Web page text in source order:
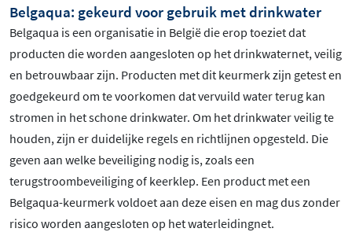
Belgaqua: gekeurd voor gebruik met drinkwater
Belgaqua is een organisatie in België die erop toeziet dat
producten die worden aangesloten op het drinkwaternet, veilig
en betrouwbaar zijn. Producten met dit keurmerk zijn getest en
goedgekeurd om te voorkomen dat vervuild water terug kan
stromen in het schone drinkwater. Om het drinkwater veilig te
houden, zijn er duidelijke regels en richtlijnen opgesteld. Die
geven aan welke beveiliging nodig is, zoals een
terugstroombeveiliging of keerklep. Een product met een
Belgaqua-keurmerk voldoet aan deze eisen en mag dus zonder
risico worden aangesloten op het waterleidingnet.